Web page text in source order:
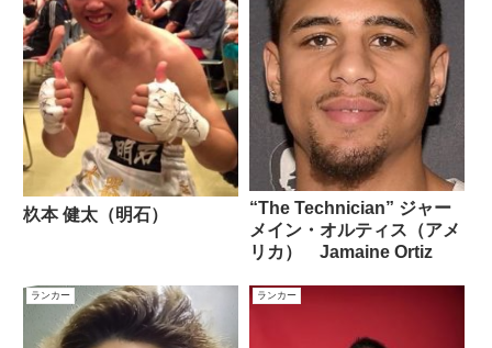
杦本 健太（明石）
“The Technician” ジャー
メイン・オルティス（アメ
リカ） Jamaine Ortiz
ランカー ランカー